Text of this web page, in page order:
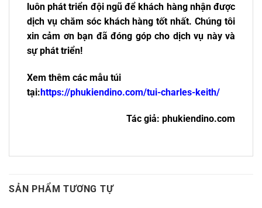
luôn phát triển đội ngũ để khách hàng nhận được
dịch vụ chăm sóc khách hàng tốt nhất. Chúng tôi
xin cảm ơn bạn đã đóng góp cho dịch vụ này và
sự phát triển!
Xem thêm các mẫu túi
tại:https://phukiendino.com/tui-charles-keith/
Tác giả: phukiendino.com
SẢN PHẨM TƯƠNG TỰ